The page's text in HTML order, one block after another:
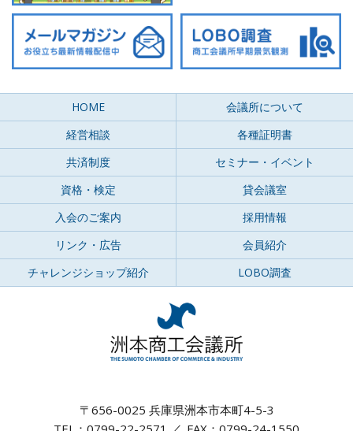
HOME
会議所について
経営相談
各種証明書
共済制度
セミナー・イベント
資格・検定
貸会議室
入会のご案内
採用情報
リンク・広告
会員紹介
チャレンジショップ紹介
LOBO調査
〒656-0025 兵庫県洲本市本町4-5-3